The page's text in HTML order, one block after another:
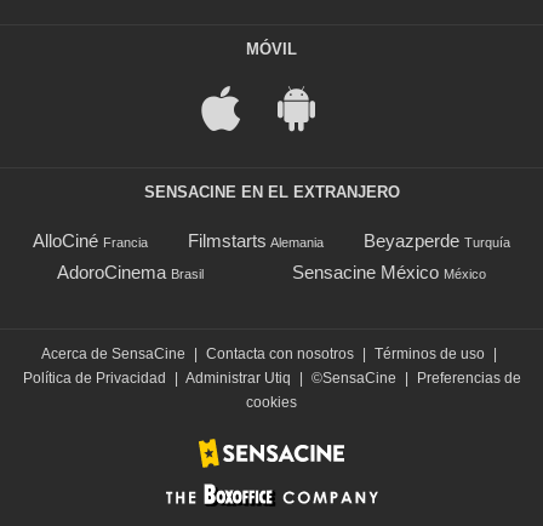
MÓVIL
SENSACINE EN EL EXTRANJERO
AlloCiné Francia Filmstarts Alemania Beyazperde Turquía
AdoroCinema Brasil Sensacine México México
Acerca de SensaCine Contacta con nosotros Términos de uso
Política de Privacidad
Administrar Utiq ©SensaCine
Preferencias de
cookies